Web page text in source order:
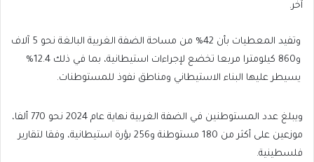
آخر.
وتفيد المعطيات بأن 42% من مساحة الضفة الغربية البالغة نحو 5 آلاف
و860 كيلومترا مربعا تخضع لإجراءات استيطانية، بما في ذلك 12.4%
يسيطر عليها البناء الاستيطاني ومناطق نفوذ للمستوطنات.
ويبلغ عدد المستوطنين في الضفة الغربية نهاية عام 2024 نحو 770 ألفا،
موزعين على أكثر من 180 مستوطنة و256 بؤرة استيطانية، وفقا لتقارير
فلسطينية.